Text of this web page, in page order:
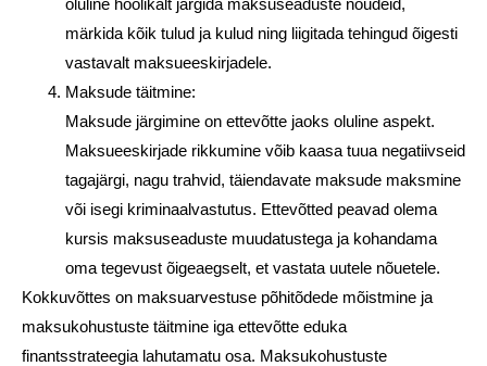
märkida kõik tulud ja kulud ning liigitada tehingud õigesti
vastavalt maksueeskirjadele.
Maksude täitmine:
Maksude järgimine on ettevõtte jaoks oluline aspekt.
Maksueeskirjade rikkumine võib kaasa tuua negatiivseid
tagajärgi, nagu trahvid, täiendavate maksude maksmine
või isegi kriminaalvastutus. Ettevõtted peavad olema
kursis maksuseaduste muudatustega ja kohandama
oma tegevust õigeaegselt, et vastata uutele nõuetele.
Kokkuvõttes on maksuarvestuse põhitõdede mõistmine ja
maksukohustuste täitmine iga ettevõtte eduka
finantsstrateegia lahutamatu osa. Maksukohustuste